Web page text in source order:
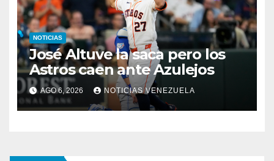
NOTICIAS
José Altuve la saca pero los
Astros caen ante Azulejos
AGO 6, 2026 NOTICIAS VENEZUELA